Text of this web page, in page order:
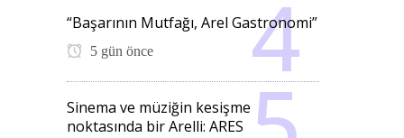
“Başarının Mutfağı, Arel Gastronomi”
5 gün önce
Sinema ve müziğin kesişme
noktasında bir Arelli: ARES